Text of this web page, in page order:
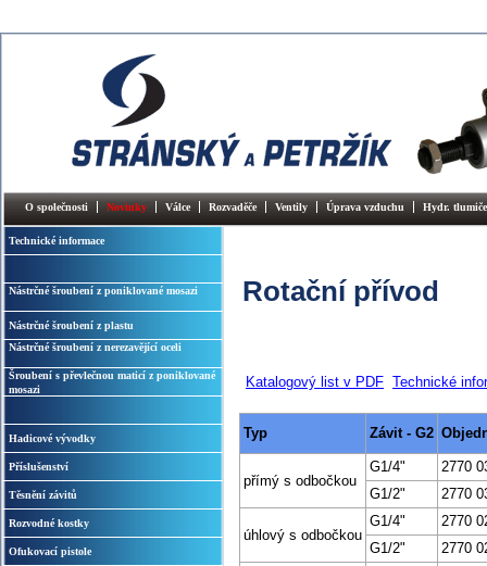
O společnosti Novinky Válce Rozvaděče Ventily Úprava vzduchu Hydr.
Technické informace
Nástrčné šroubení z poniklované mosazi
Nástrčné šroubení z plastu
Nástrčné šroubení z nerezavějící oceli
Šroubení s převlečnou maticí z poniklované
mosazi
Hadicové vývodky
Příslušenství
Těsnění závitů
Rozvodné kostky
Ofukovací pistole
Rotační přívod
Katalogový list v PDF Technické
Typ Závit - G2
přímý s odbočkou
G1/4"
2770
G1/2"
2770
úhlový s odbočkou
G1/4"
2770
G1/2"
2770